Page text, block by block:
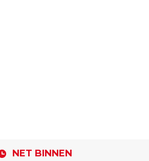
NET BINNEN